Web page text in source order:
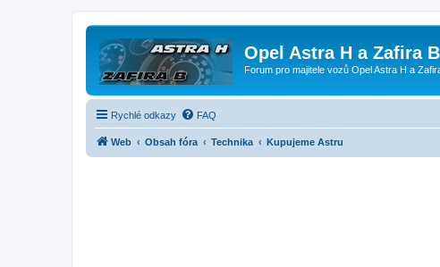
Opel Astra H a Zafira
Forum pro majitele vozů Opel Astra H a
Rychlé odkazy FAQ
Web Obsah fóra Technika Kupujeme Astru